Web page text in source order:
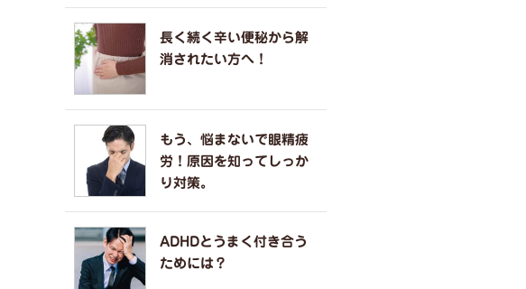
長く続く辛い便秘から解
消されたい方へ！
もう、悩まないで眼精疲
労！原因を知ってしっか
り対策。
ADHDとうまく付き合う
ためには？